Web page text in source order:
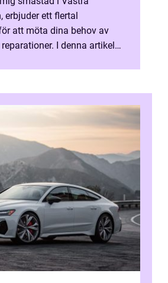
erbjuder ett flertal
att möta dina behov av
I denna artikel